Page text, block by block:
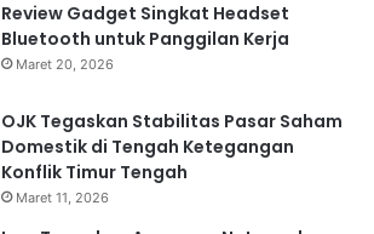
Review Gadget Singkat Headset
Bluetooth untuk Panggilan Kerja
Maret 20, 2026
OJK Tegaskan Stabilitas Pasar Saham
Domestik di Tengah Ketegangan
Konflik Timur Tengah
Maret 11, 2026